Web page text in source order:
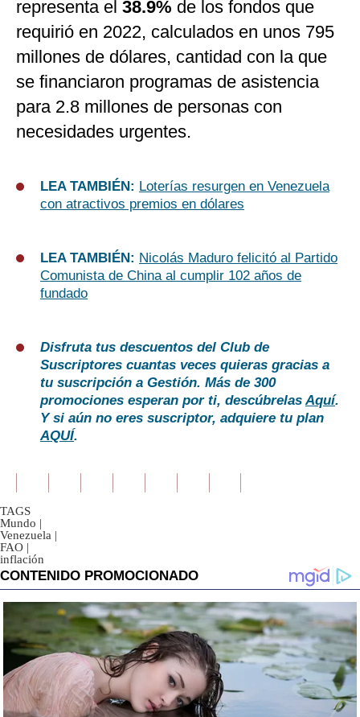
representa el 38.9% de los fondos que
requirió en 2022, calculados en unos 795
millones de dólares, cantidad con la que
se financiaron programas de asistencia
para 2.8 millones de personas con
necesidades urgentes.
LEA TAMBIÉN: Loterías resurgen en Venezuela
con atractivos premios en dólares
LEA TAMBIÉN: Nicolás Maduro felicitó al Partido
Comunista de China al cumplir 102 años de
fundado
Disfruta tus descuentos del Club de
Suscriptores cuantas veces quieras gracias a
tu suscripción a Gestión. Más de 300
promociones esperan por ti, descúbrelasAquí.
Y si aún no eres suscriptor, adquiere tu plan
AQUÍ.
TAGS
Mundo |
Venezuela |
FAO |
inflación